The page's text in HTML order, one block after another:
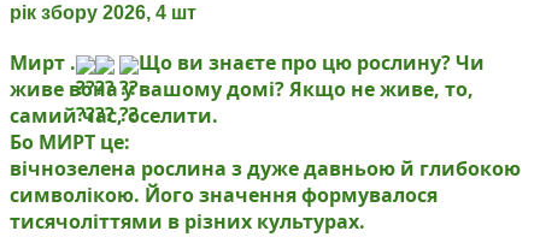
рік збору 2026, 4 шт
Мирт .
Що ви знаєте про цю рослину? Чи
живе вона у вашому домі? Якщо не живе, то,
самий час, оселити.
Бо МИРТ це:
вічнозелена рослина з дуже давньою й глибокою
символікою. Його значення формувалося
тисячоліттями в різних культурах.